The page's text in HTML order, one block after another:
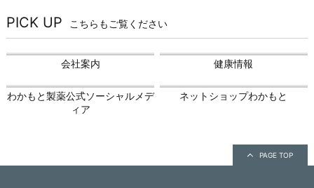
PICK UP こちらもご覧ください
会社案内 健康情報
わかもと製薬公式ソーシャルメデ
ィア
ネットショップわかもと
PAGE TOP